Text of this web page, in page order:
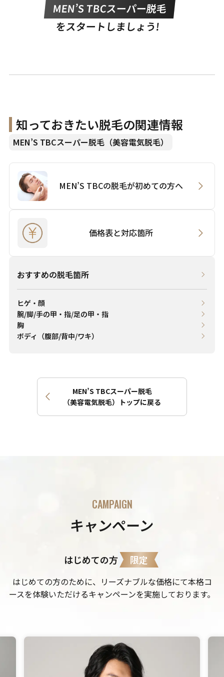
MEN’S TBCスーパー脱毛
をスタートしましょう!
知っておきたい脱毛の関連情報
MEN’S TBCスーパー脱毛（美容電気脱毛）
MEN’S TBCの脱毛が初めての方へ
価格表と対応箇所
おすすめの脱毛箇所
ヒゲ・顔
腕/脚/手の甲・指/足の甲・指
胸
ボディ（腹部/背中/ワキ）
MEN’S TBCスーパー脱毛
（美容電気脱毛）トップに戻る
CAMPAIGN
キャンペーン
はじめての方 限定
はじめての方のために、リーズナブルな価格にて本格コ
ースを体験いただけるキャンペーンを実施しております。